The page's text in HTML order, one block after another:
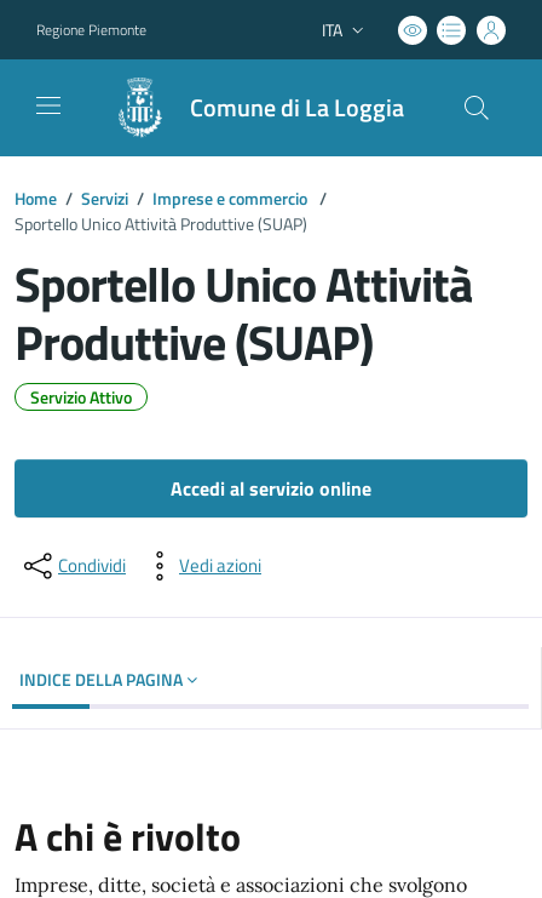
Regione Piemonte Lingua attiva:
ITA
Comune di La Loggia
Home / Servizi / Imprese e commercio /
Sportello Unico Attività Produttive (SUAP)
Sportello Unico Attività
Produttive (SUAP)
Servizio Attivo
Accedi al servizio online
Condividi Vedi azioni
INDICE DELLA PAGINA
A chi è rivolto
Imprese, ditte, società e associazioni che svolgono